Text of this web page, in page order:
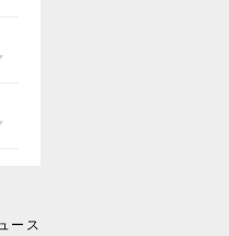
ース